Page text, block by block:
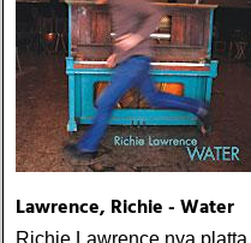
(matrix) ÅRETS FANBASE-
PROJEKT: jill sobule :
california years (pinko)
ÅRETS GUY CLARK: keith
miles : beyond the
headlights (house of trout)
ÅRETS
AMERICA/BYRDS/
maplewood : yeti boombox
(tapete) ÅRETS
Lawrence, Richie - Water
Richie Lawrence nya platta